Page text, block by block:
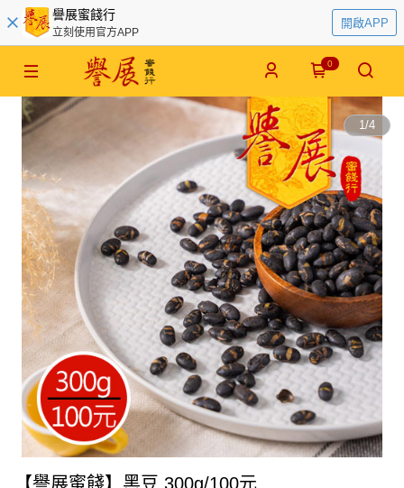
譽展蜜餞行
立刻使用官方APP
開啟APP
0
1/4
【譽展蜜餞】黑豆 300g/100元